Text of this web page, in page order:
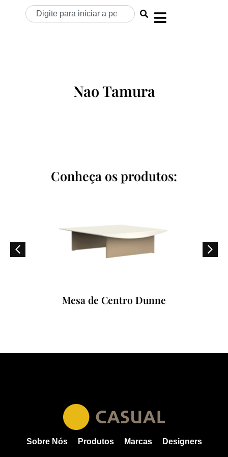
Nao Tamura
Conheça os produtos:
Mesa de Centro Dunne
Sobre Nós Produtos Marcas Designers